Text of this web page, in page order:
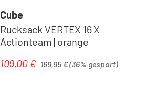
Cube
Rucksack VERTEX 16 X
Actionteam | orange
Verkaufspreis:
109,00 € 169,95 €(36% gespart)